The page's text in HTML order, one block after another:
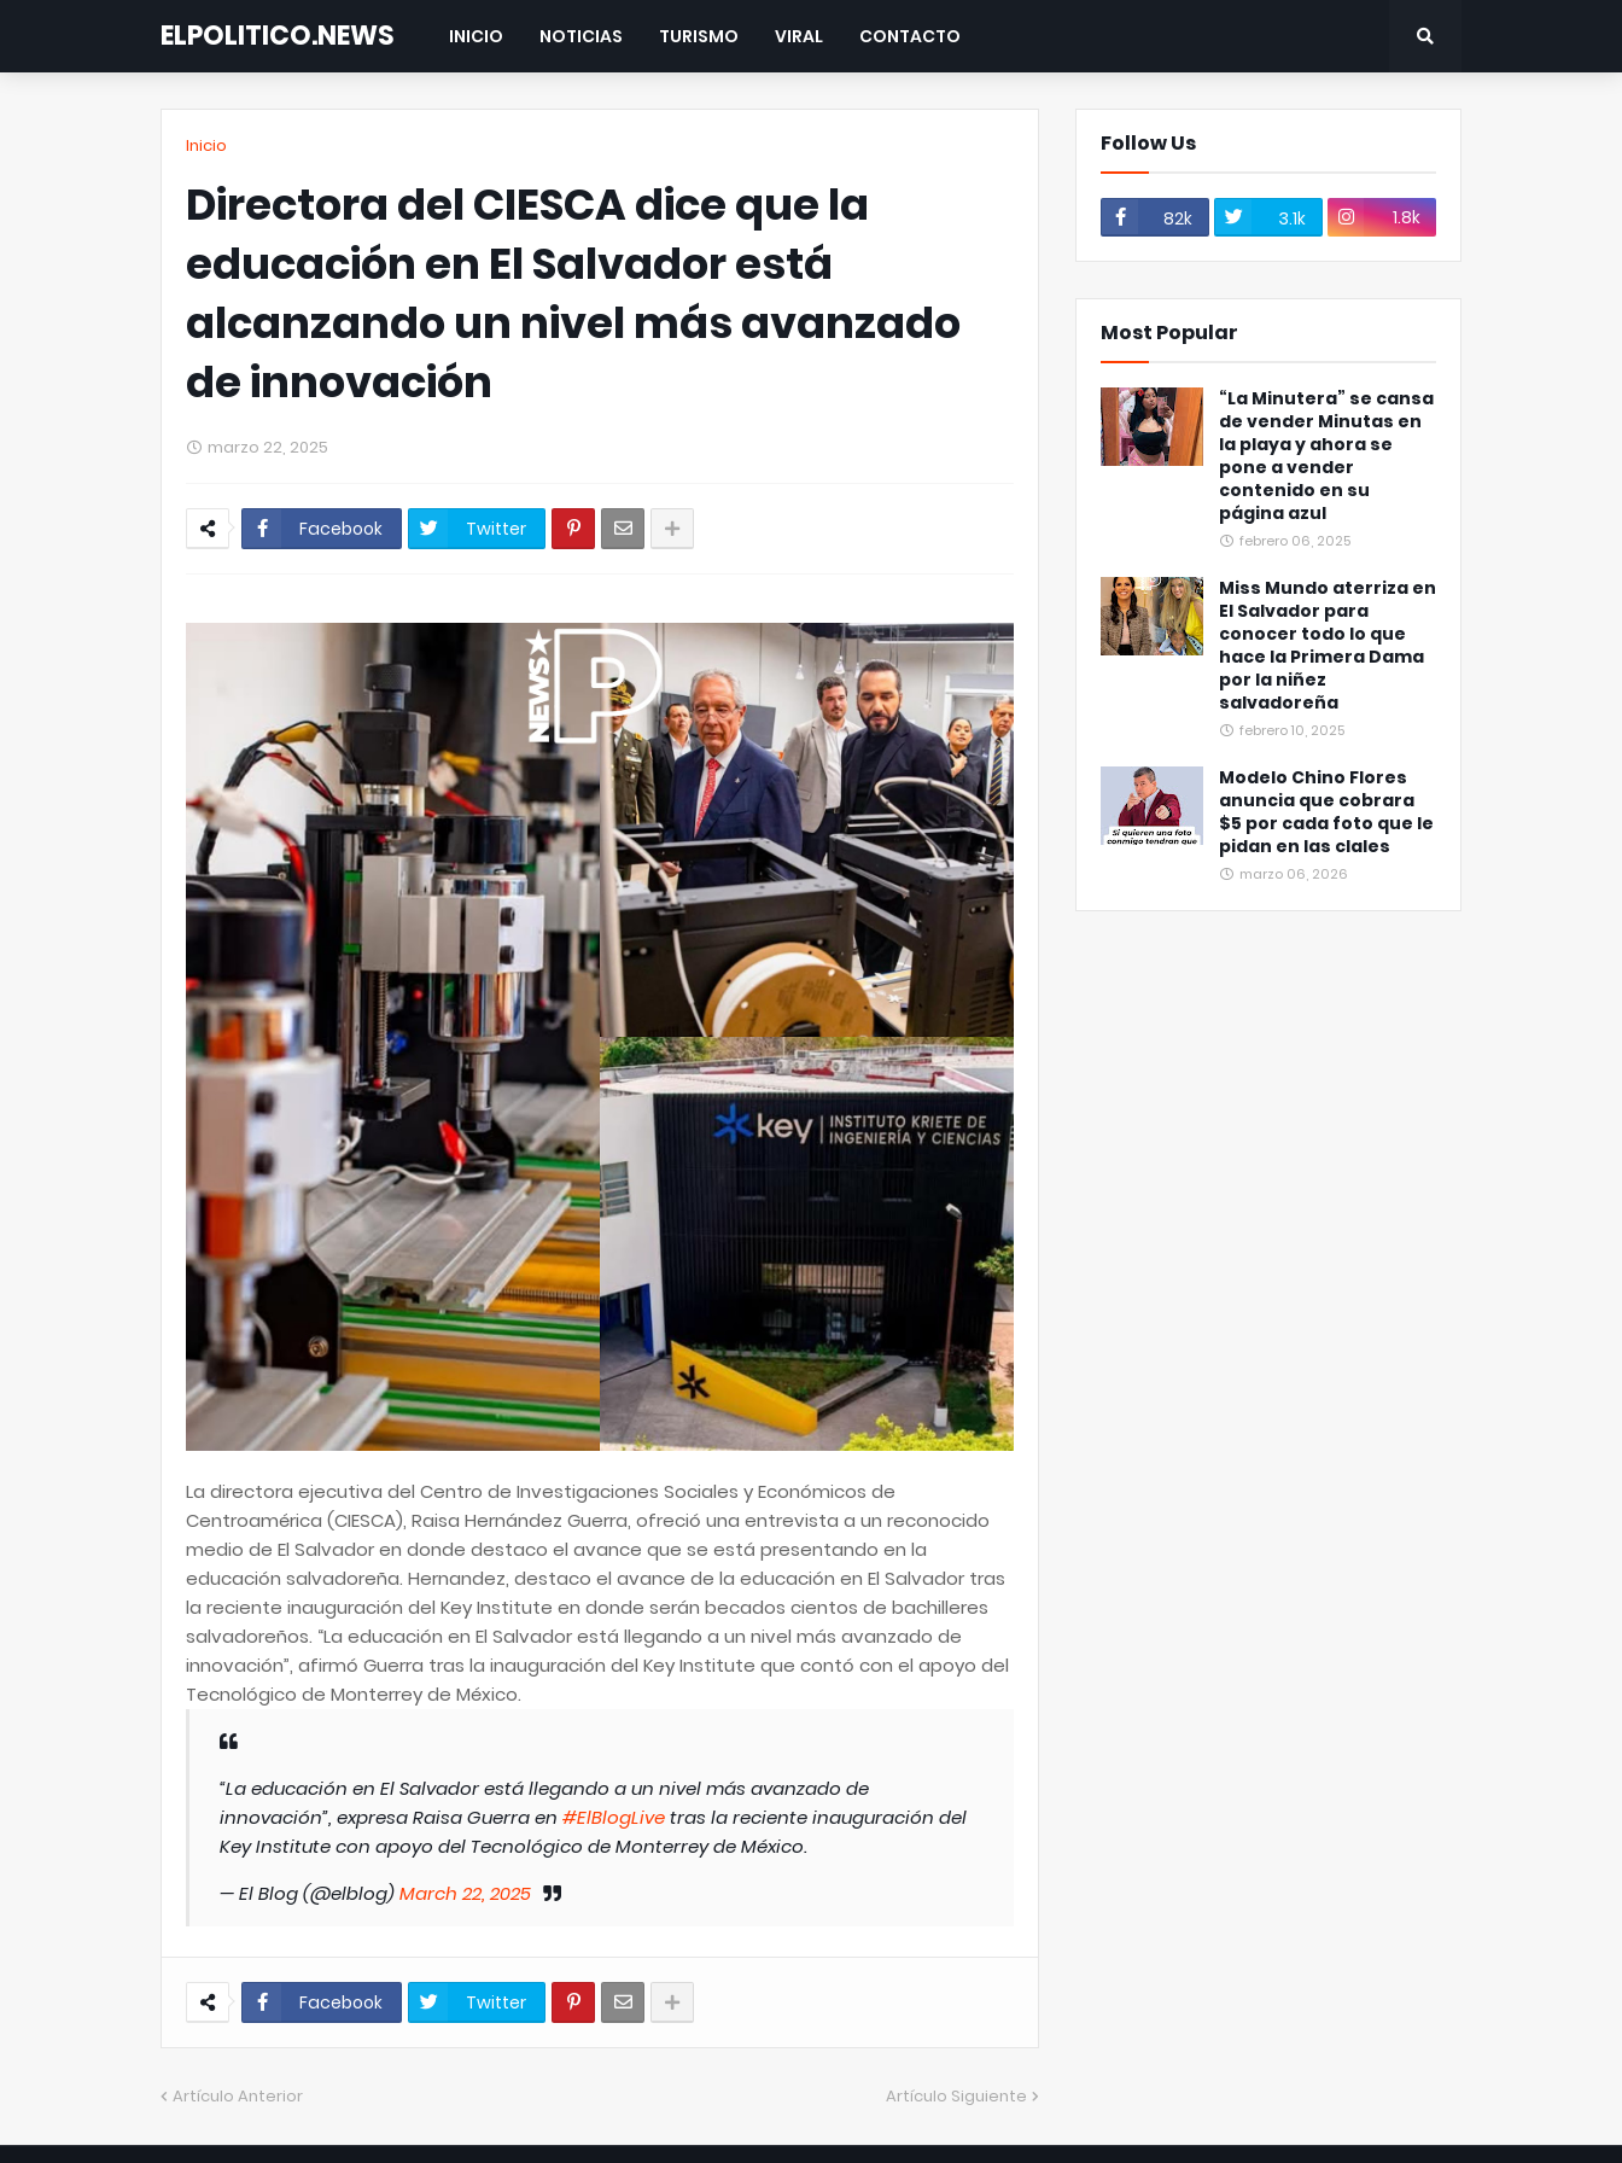
ELPOLITICO.NEWS INICIO NOTICIAS TURISMO VIRAL CONTACTO
Inicio
Directora del CIESCA dice que la
educación en El Salvador está
alcanzando un nivel más avanzado
de innovación
marzo 22, 2025
Facebook Twitter
La directora ejecutiva del Centro de Investigaciones Sociales y Económicos de
Centroamérica (CIESCA), Raisa Hernández Guerra, ofreció una entrevista a un reconocido
medio de El Salvador en donde destaco el avance que se está presentando en la
educación salvadoreña. Hernandez, destaco el avance de la educación en El Salvador tras
la reciente inauguración del Key Institute en donde serán becados cientos de bachilleres
salvadoreños. “La educación en El Salvador está llegando a un nivel más avanzado de
innovación”, afirmó Guerra tras la inauguración del Key Institute que contó con el apoyo del
Tecnológico de Monterrey de México.
“La educación en El Salvador está llegando a un nivel más avanzado de
innovación”, expresa Raisa Guerra en #ElBlogLivetras la reciente inauguración del
Key Institute con apoyo del Tecnológico de Monterrey de México.
— El Blog (@elblog)March 22, 2025
Facebook Twitter
Artículo Anterior Artículo Siguiente
Follow Us
82k 3.1k 1.8k
Most Popular
“La Minutera” se cansa
de vender Minutas en
la playa y ahora se
pone a vender
contenido en su
página azul
febrero 06, 2025
Miss Mundo aterriza en
El Salvador para
conocer todo lo que
hace la Primera Dama
por la niñez
salvadoreña
febrero 10, 2025
Modelo Chino Flores
anuncia que cobrara
$5 por cada foto que le
pidan en las clales
marzo 06, 2026